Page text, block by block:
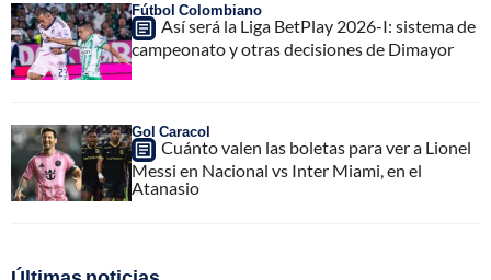
Fútbol Colombiano
Así será la Liga BetPlay 2026-I: sistema de
campeonato y otras decisiones de Dimayor
Gol Caracol
Cuánto valen las boletas para ver a Lionel
Messi en Nacional vs Inter Miami, en el
Atanasio